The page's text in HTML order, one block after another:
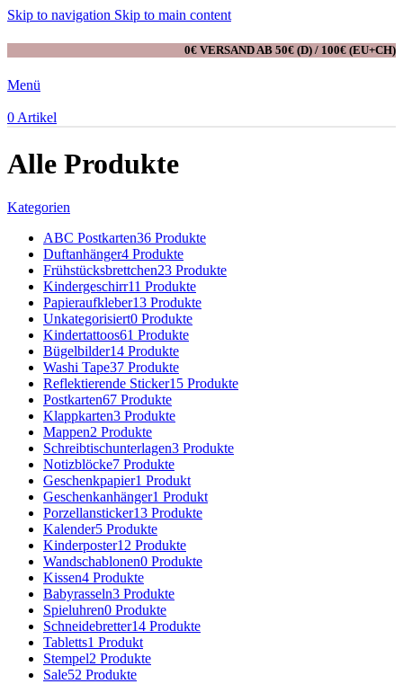
Skip to navigation Skip to main content
0€ VERSAND AB 50€ (D) / 100€ (EU+CH)
Menü
0 Artikel
Alle Produkte
Kategorien
ABC Postkarten36 Produkte
Duftanhänger4 Produkte
Frühstücksbrettchen23 Produkte
Kindergeschirr11 Produkte
Papieraufkleber13 Produkte
Unkategorisiert0 Produkte
Kindertattoos61 Produkte
Bügelbilder14 Produkte
Washi Tape37 Produkte
Reflektierende Sticker15 Produkte
Postkarten67 Produkte
Klappkarten3 Produkte
Mappen2 Produkte
Schreibtischunterlagen3 Produkte
Notizblöcke7 Produkte
Geschenkpapier1 Produkt
Geschenkanhänger1 Produkt
Porzellansticker13 Produkte
Kalender5 Produkte
Kinderposter12 Produkte
Wandschablonen0 Produkte
Kissen4 Produkte
Babyrasseln3 Produkte
Spieluhren0 Produkte
Schneidebretter14 Produkte
Tabletts1 Produkt
Stempel2 Produkte
Sale52 Produkte